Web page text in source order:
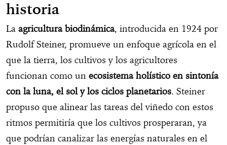
historia
La agricultura biodinámica, introducida en 1924 por
Rudolf Steiner, promueve un enfoque agrícola en el
que la tierra, los cultivos y los agricultores
funcionan como un ecosistema holístico en sintonía
con la luna, el sol y los ciclos planetarios. Steiner
propuso que alinear las tareas del viñedo con estos
ritmos permitiría que los cultivos prosperaran, ya
que podrían canalizar las energías naturales en el